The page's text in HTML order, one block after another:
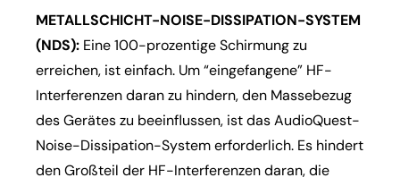
METALLSCHICHT-NOISE-DISSIPATION-SYSTEM
(NDS): Eine 100-prozentige Schirmung zu
erreichen, ist einfach. Um “eingefangene” HF-
Interferenzen daran zu hindern, den Massebezug
des Gerätes zu beeinflussen, ist das AudioQuest-
Noise-Dissipation-System erforderlich. Es hindert
den Großteil der HF-Interferenzen daran, die